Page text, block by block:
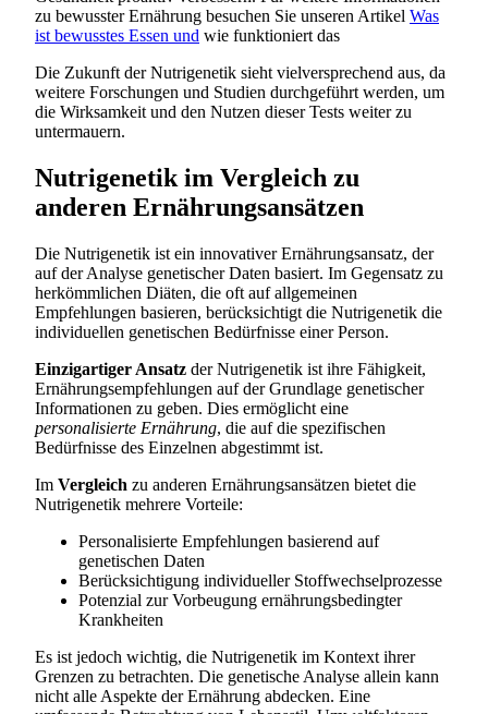
zu bewusster Ernährung besuchen Sie unseren Artikel Was
ist bewusstes Essen und wie funktioniert das
Die Zukunft der Nutrigenetik sieht vielversprechend aus, da
weitere Forschungen und Studien durchgeführt werden, um
die Wirksamkeit und den Nutzen dieser Tests weiter zu
untermauern.
Nutrigenetik im Vergleich zu
anderen Ernährungsansätzen
Die Nutrigenetik ist ein innovativer Ernährungsansatz, der
auf der Analyse genetischer Daten basiert. Im Gegensatz zu
herkömmlichen Diäten, die oft auf allgemeinen
Empfehlungen basieren, berücksichtigt die Nutrigenetik die
individuellen genetischen Bedürfnisse einer Person.
Einzigartiger Ansatz der Nutrigenetik ist ihre Fähigkeit,
Ernährungsempfehlungen auf der Grundlage genetischer
Informationen zu geben. Dies ermöglicht eine
personalisierte Ernährung, die auf die spezifischen
Bedürfnisse des Einzelnen abgestimmt ist.
Im Vergleich zu anderen Ernährungsansätzen bietet die
Nutrigenetik mehrere Vorteile:
Personalisierte Empfehlungen basierend auf
genetischen Daten
Berücksichtigung individueller Stoffwechselprozesse
Potenzial zur Vorbeugung ernährungsbedingter
Krankheiten
Es ist jedoch wichtig, die Nutrigenetik im Kontext ihrer
Grenzen zu betrachten. Die genetische Analyse allein kann
nicht alle Aspekte der Ernährung abdecken. Eine